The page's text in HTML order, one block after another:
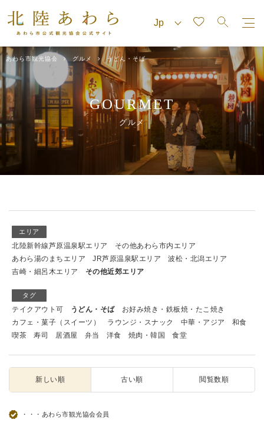
あわら市観光協会 グルメ うどん・そば
GOURMET
グルメ
エリア
北陸新幹線芦原温泉駅エリア
その他あわら市内エリア
あわら湯のまちエリア
JR芦原温泉駅エリア
波松・北潟エリア
吉崎・細呂木エリア
その他近郊エリア
タグ
テイクアウト可 うどん・そば
お好み焼き・鉄板焼・たこ焼き
カフェ・菓子（スイーツ）
ラウンジ・スナック 中華・アジア
和食
喫茶
寿司 居酒屋 弁当 洋食 焼肉・韓国 食堂
新しい順 古い順 閲覧数順
・・・あわら市観光協会会員